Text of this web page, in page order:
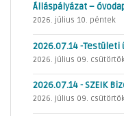
Álláspályázat –
2026. július 10. péntek
2026.07.14 -Testületi
2026. július 09.
2026.07.14 - SZEIK
2026. július 09.